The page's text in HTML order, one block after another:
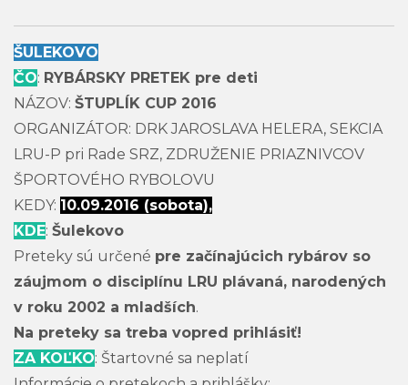
ŠULEKOVO
ČO: RYBÁRSKY PRETEK pre deti
NÁZOV: ŠTUPLÍK CUP 2016
ORGANIZÁTOR: DRK JAROSLAVA HELERA, SEKCIA
LRU-P pri Rade SRZ, ZDRUŽENIE PRIAZNIVCOV
ŠPORTOVÉHO RYBOLOVU
KEDY: 10.09.2016 (sobota),
KDE: Šulekovo
Preteky sú určené pre začínajúcich rybárov so
záujmom o disciplínu LRU plávaná, narodených
v roku 2002 a mladších.
Na preteky sa treba vopred prihlásiť!
ZA KOĽKO: Štartovné sa neplatí